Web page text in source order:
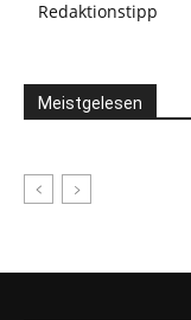
Redaktionstipp
Meistgelesen